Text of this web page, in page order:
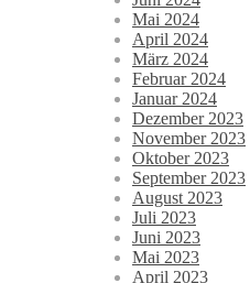
Mai 2024
April 2024
März 2024
Februar 2024
Januar 2024
Dezember 2023
November 2023
Oktober 2023
September 2023
August 2023
Juli 2023
Juni 2023
Mai 2023
April 2023